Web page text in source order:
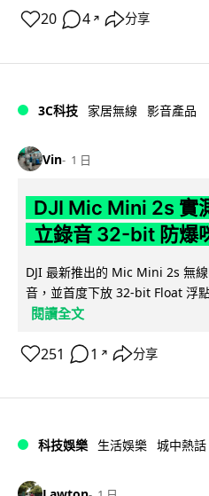
20 4 ↗ 分享
3C科技 家居無線 影音產品
Vin 1 日
DJI Mic Mini 2s 實
立錄音 32-bit 防爆
DJI 最新推出的 Mic Mini 2s 無
音，並首度下放 32-bit Float 浮
閱讀全文
251 1 ↗ 分享
科技娛樂 生活娛樂 城中熱話